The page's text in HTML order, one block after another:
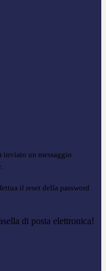
inviato un messaggio
il reset della password
di posta elettronica!